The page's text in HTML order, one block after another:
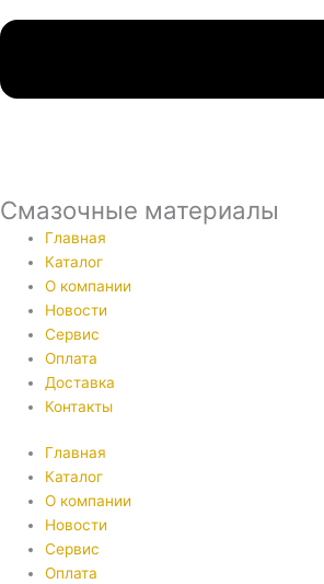
Смазочные материалы
Главная
Каталог
О компании
Новости
Сервис
Оплата
Доставка
Контакты
Главная
Каталог
О компании
Новости
Сервис
Оплата